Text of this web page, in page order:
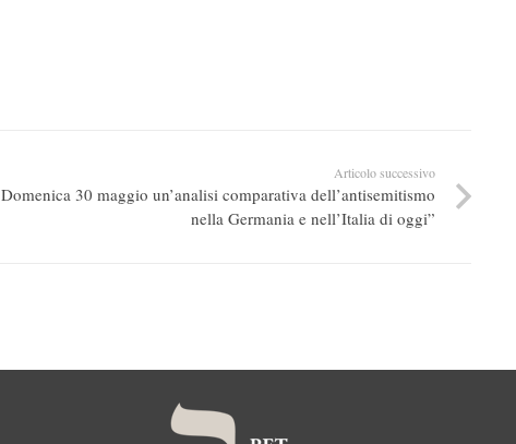
Articolo successivo
Domenica 30 maggio un’analisi comparativa dell’antisemitismo
nella Germania e nell’Italia di oggi”